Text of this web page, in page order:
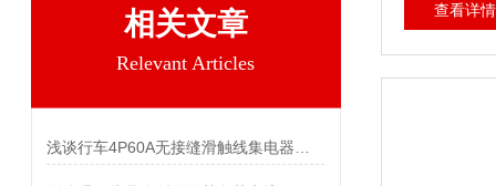
相关文章
Relevant Articles
查看详情